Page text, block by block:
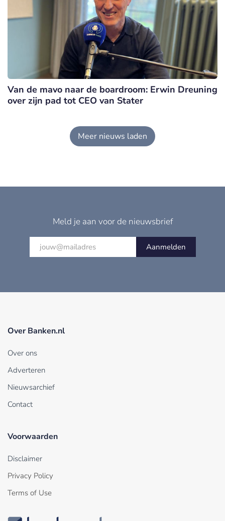
Van de mavo naar de boardroom: Erwin Dreuning
over zijn pad tot CEO van Stater
Meer nieuws laden
Meld je aan voor de nieuwsbrief
Aanmelden
Over Banken.nl
Over ons
Adverteren
Nieuwsarchief
Contact
Voorwaarden
Disclaimer
Privacy Policy
Terms of Use